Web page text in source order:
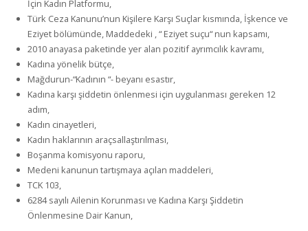
İçin Kadın Platformu,
Türk Ceza Kanunu’nun Kişilere Karşı Suçlar kısmında, İşkence ve
Eziyet bölümünde, Maddedeki , “ Eziyet suçu“ nun kapsamı,
2010 anayasa paketinde yer alan pozitif ayrımcılık kavramı,
Kadına yönelik bütçe,
Mağdurun-“Kadının “- beyanı esastır,
Kadına karşı şiddetin önlenmesi için uygulanması gereken 12
adım,
Kadın cinayetleri,
Kadın haklarının araçsallaştırılması,
Boşanma komisyonu raporu,
Medeni kanunun tartışmaya açılan maddeleri,
TCK 103,
6284 sayılı Ailenin Korunması ve Kadına Karşı Şiddetin
Önlenmesine Dair Kanun,